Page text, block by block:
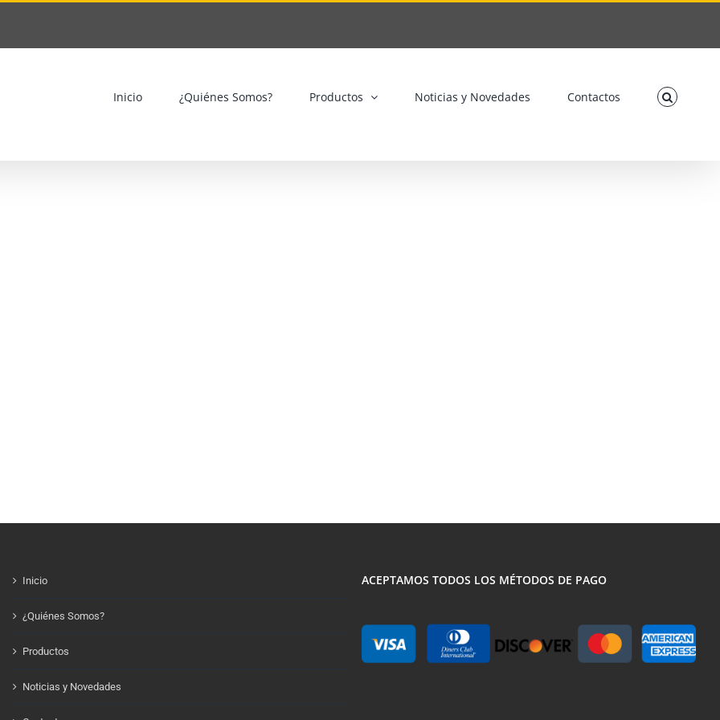
Inicio ¿Quiénes Somos? Productos Noticias y Novedades Contactos
Inicio
¿Quiénes Somos?
Productos
Noticias y Novedades
ACEPTAMOS TODOS LOS MÉTODOS DE PAGO